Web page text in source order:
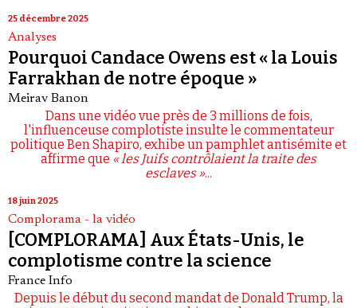
25 décembre 2025
Analyses
Pourquoi Candace Owens est « la Louis
Farrakhan de notre époque »
Meirav Banon
Dans une vidéo vue près de 3 millions de fois,
l'influenceuse complotiste insulte le commentateur
politique Ben Shapiro, exhibe un pamphlet antisémite et
affirme que « les Juifs contrôlaient la traite des
esclaves »...
18 juin 2025
Complorama - la vidéo
[COMPLORAMA] Aux États-Unis, le
complotisme contre la science
France Info
Depuis le début du second mandat de Donald Trump, la